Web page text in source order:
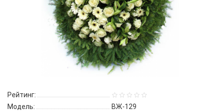
Рейтинг:
Модель:
ВЖ-129